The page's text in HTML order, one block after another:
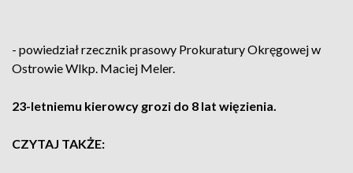
- powiedział rzecznik prasowy Prokuratury Okręgowej w
Ostrowie Wlkp. Maciej Meler.
23-letniemu kierowcy grozi do 8 lat więzienia.
CZYTAJ TAKŻE: